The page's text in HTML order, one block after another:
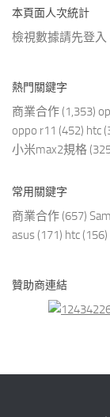
本頁面人次統計
檢視數據請先登
熱門關鍵字
商業合作 (1,353)
oppo r11 (452) htc
小米max2規格
常用關鍵字
商業合作 (657)
asus (171) htc (156)
贊助商連結